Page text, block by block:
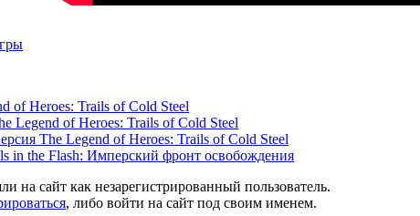
of Heroes: Trails of Cold Steel
Legend of Heroes: Trails of Cold Steel
The Legend of Heroes: Trails of Cold Steel
in the Flash: Имперский фронт освобождения
на сайт как незарегистрированный пользователь.
, либо войти на сайт под своим именем.